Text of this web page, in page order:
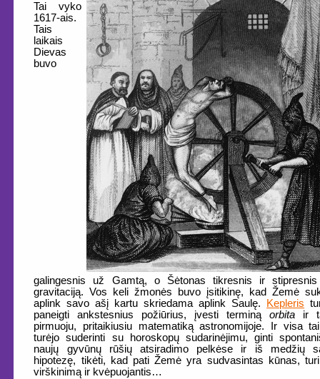
Tai vyko
1617-ais.
Tais
laikais
Dievas
buvo
galingesnis už Gamtą, o Šėtonas tikresnis ir
gravitaciją. Vos keli žmonės buvo įsitikinę, kad Žemė
aplink savo ašį kartu skriedama aplink Saulę.
Kepleris
paneigti ankstesnius požiūrius, įvesti terminąorbita ir
pirmuoju, pritaikiusiu matematiką astronomijoje. Ir visa
turėjo suderinti su horoskopų sudarinėjimu, ginti
naujų gyvūnų rūšių atsiradimo pelkėse ir iš medžių
hipotezę, tikėti, kad pati Žemė yra sudvasintas kūnas,
virškinimą ir kvėpuojantis…